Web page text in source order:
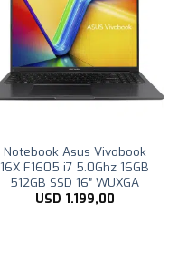
Notebook Asus Vivobook
16X F1605 i7 5.0Ghz 16GB
512GB SSD 16″ WUXGA
USD 1.199,00